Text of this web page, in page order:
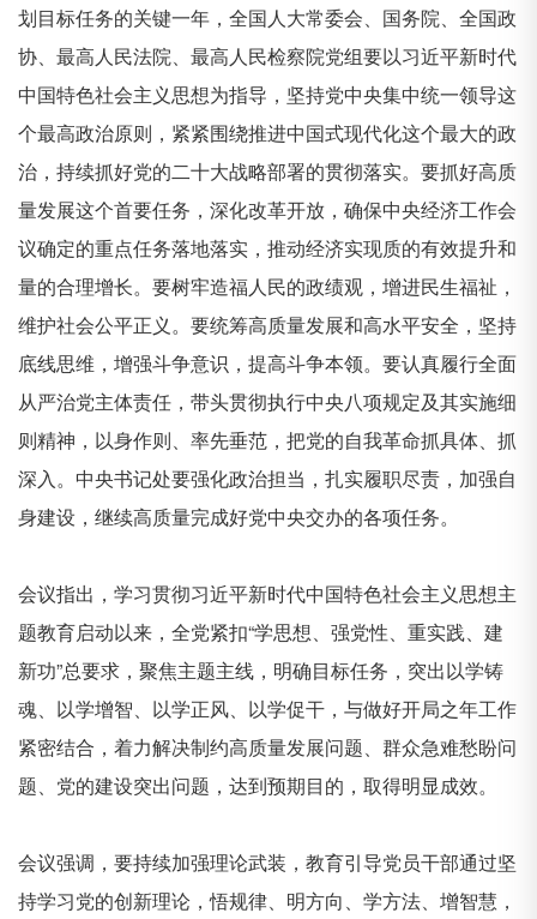
划目标任务的关键一年，全国人大常委会、国务院、全国政
协、最高人民法院、最高人民检察院党组要以习近平新时代
中国特色社会主义思想为指导，坚持党中央集中统一领导这
个最高政治原则，紧紧围绕推进中国式现代化这个最大的政
治，持续抓好党的二十大战略部署的贯彻落实。要抓好高质
量发展这个首要任务，深化改革开放，确保中央经济工作会
议确定的重点任务落地落实，推动经济实现质的有效提升和
量的合理增长。要树牢造福人民的政绩观，增进民生福祉，
维护社会公平正义。要统筹高质量发展和高水平安全，坚持
底线思维，增强斗争意识，提高斗争本领。要认真履行全面
从严治党主体责任，带头贯彻执行中央八项规定及其实施细
则精神，以身作则、率先垂范，把党的自我革命抓具体、抓
深入。中央书记处要强化政治担当，扎实履职尽责，加强自
身建设，继续高质量完成好党中央交办的各项任务。
会议指出，学习贯彻习近平新时代中国特色社会主义思想主
题教育启动以来，全党紧扣“学思想、强党性、重实践、建
新功”总要求，聚焦主题主线，明确目标任务，突出以学铸
魂、以学增智、以学正风、以学促干，与做好开局之年工作
紧密结合，着力解决制约高质量发展问题、群众急难愁盼问
题、党的建设突出问题，达到预期目的，取得明显成效。
会议强调，要持续加强理论武装，教育引导党员干部通过坚
持学习党的创新理论，悟规律、明方向、学方法、增智慧，